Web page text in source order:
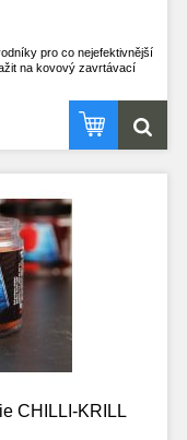
pro co nejefektivnější
na kovový zavrtávací
okolnostech. V
vysoké aktivitě ryb a teplé
z vody ještě dostatečně
kapři.
nástrah všech, co si
nástrahy, které
rybářů!
vodě
do vody
na závodech
zprávnou pro vaši vodu
CHILLI-KRILL